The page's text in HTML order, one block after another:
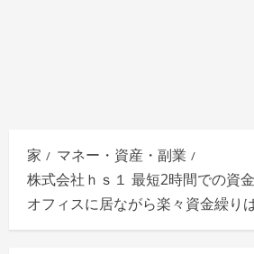
家
マネー・資産・副業
株式会社ｈｓ１ 最短2時間での資
オフィスに居ながら楽々資金繰り